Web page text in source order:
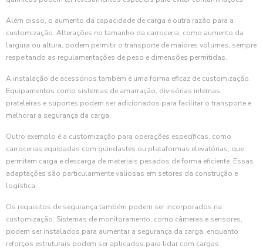
Além disso, o aumento da capacidade de carga é outra razão para a
customização. Alterações no tamanho da carroceria, como aumento da
largura ou altura, podem permitir o transporte de maiores volumes, sempre
respeitando as regulamentações de peso e dimensões permitidas.
A instalação de acessórios também é uma forma eficaz de customização.
Equipamentos como sistemas de amarração, divisórias internas,
prateleiras e suportes podem ser adicionados para facilitar o transporte e
melhorar a segurança da carga.
Outro exemplo é a customização para operações específicas, como
carrocerias equipadas com guindastes ou plataformas elevatórias, que
permitem carga e descarga de materiais pesados de forma eficiente. Essas
adaptações são particularmente valiosas em setores da construção e
logística.
Os requisitos de segurança também podem ser incorporados na
customização. Sistemas de monitoramento, como câmeras e sensores,
podem ser instalados para aumentar a segurança da carga, enquanto
reforços estruturais podem ser aplicados para lidar com cargas